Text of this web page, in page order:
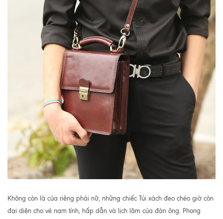
Không còn là của riêng phái nữ, những chiếc Túi xách đeo chéo giờ còn
đại diện cho vẻ nam tính, hấp dẫn và lịch lãm của đàn ông. Phong